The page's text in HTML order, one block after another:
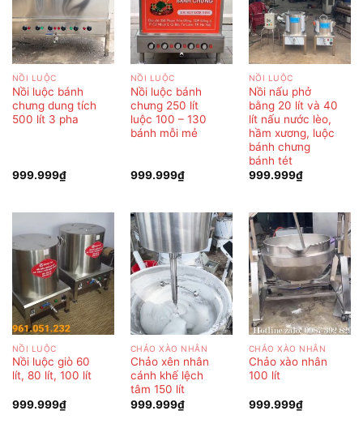
NỒI LUỘC
Nồi luộc bánh
chưng dung tích
500 lít 3 pha
999.999₫
NỒI LUỘC
Nồi luộc bánh
chưng 250 lít
luộc 100 – 130
bánh mỗi mẻ
999.999₫
NỒI LUỘC
Nồi nấu phở
bằng 20 lít và 40
lít nấu nước lèo,
hầm xương, luộc
bánh chưng
bánh tét
999.999₫
NỒI LUỘC
Nồi luộc giò 60
lít, 80 lít, 100 lít
999.999₫
CHẢO XÀO NHÂN
Chảo xên nhân
cánh khế lệch
tâm 150 lít
999.999₫
CHẢO XÀO NHÂN
Chảo xào nhân
100 lít
999.999₫